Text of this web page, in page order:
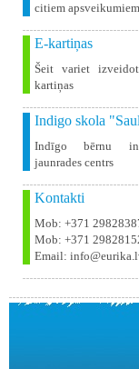
citiem apsveikumiem
E-kartiņas
Šeit variet
kartiņas
Indigo skola
Indīgo bērnu
jaunrades centrs
Kontakti
Mob: +371
Mob: +371
Email: